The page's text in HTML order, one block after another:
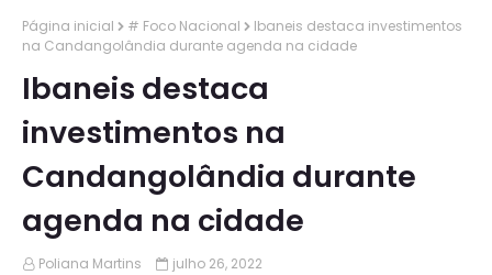
Página inicial # Foco Nacional
Ibaneis destaca investimentos
na Candangolândia durante agenda na cidade
Ibaneis destaca
investimentos na
Candangolândia durante
agenda na cidade
Poliana Martins julho 26, 2022